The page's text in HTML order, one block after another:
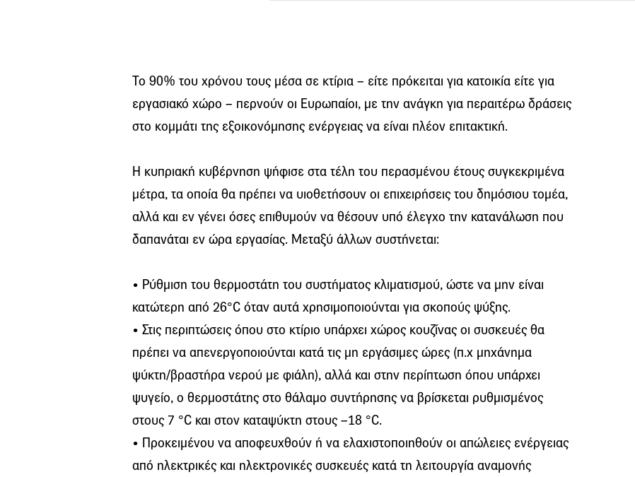
Το 90% του χρόνου τους μέσα σε κτίρια – είτε πρόκειται για κατοικία είτε για
εργασιακό χώρο – περνούν οι Ευρωπαίοι, με την ανάγκη για περαιτέρω δράσεις
στο κομμάτι της εξοικονόμησης ενέργειας να είναι πλέον επιτακτική.
Η κυπριακή κυβέρνηση ψήφισε στα τέλη του περασμένου έτους συγκεκριμένα
μέτρα, τα οποία θα πρέπει να υιοθετήσουν οι επιχειρήσεις του δημόσιου τομέα,
αλλά και εν γένει όσες επιθυμούν να θέσουν υπό έλεγχο την κατανάλωση που
δαπανάται εν ώρα εργασίας. Μεταξύ άλλων συστήνεται:
• Ρύθμιση του θερμοστάτη του συστήματος κλιματισμού, ώστε να μην είναι
κατώτερη από 26°C όταν αυτά χρησιμοποιούνται για σκοπούς ψύξης.
• Στις περιπτώσεις όπου στο κτίριο υπάρχει χώρος κουζίνας οι συσκευές θα
πρέπει να απενεργοποιούνται κατά τις μη εργάσιμες ώρες (π.χ μηχάνημα
ψύκτη/βραστήρα νερού με φιάλη), αλλά και στην περίπτωση όπου υπάρχει
ψυγείο, ο θερμοστάτης στο θάλαμο συντήρησης να βρίσκεται ρυθμισμένος
στους 7 °C και στον καταψύκτη στους –18 °C.
• Προκειμένου να αποφευχθούν ή να ελαχιστοποιηθούν οι απώλειες ενέργειας
από ηλεκτρικές και ηλεκτρονικές συσκευές κατά τη λειτουργία αναμονής